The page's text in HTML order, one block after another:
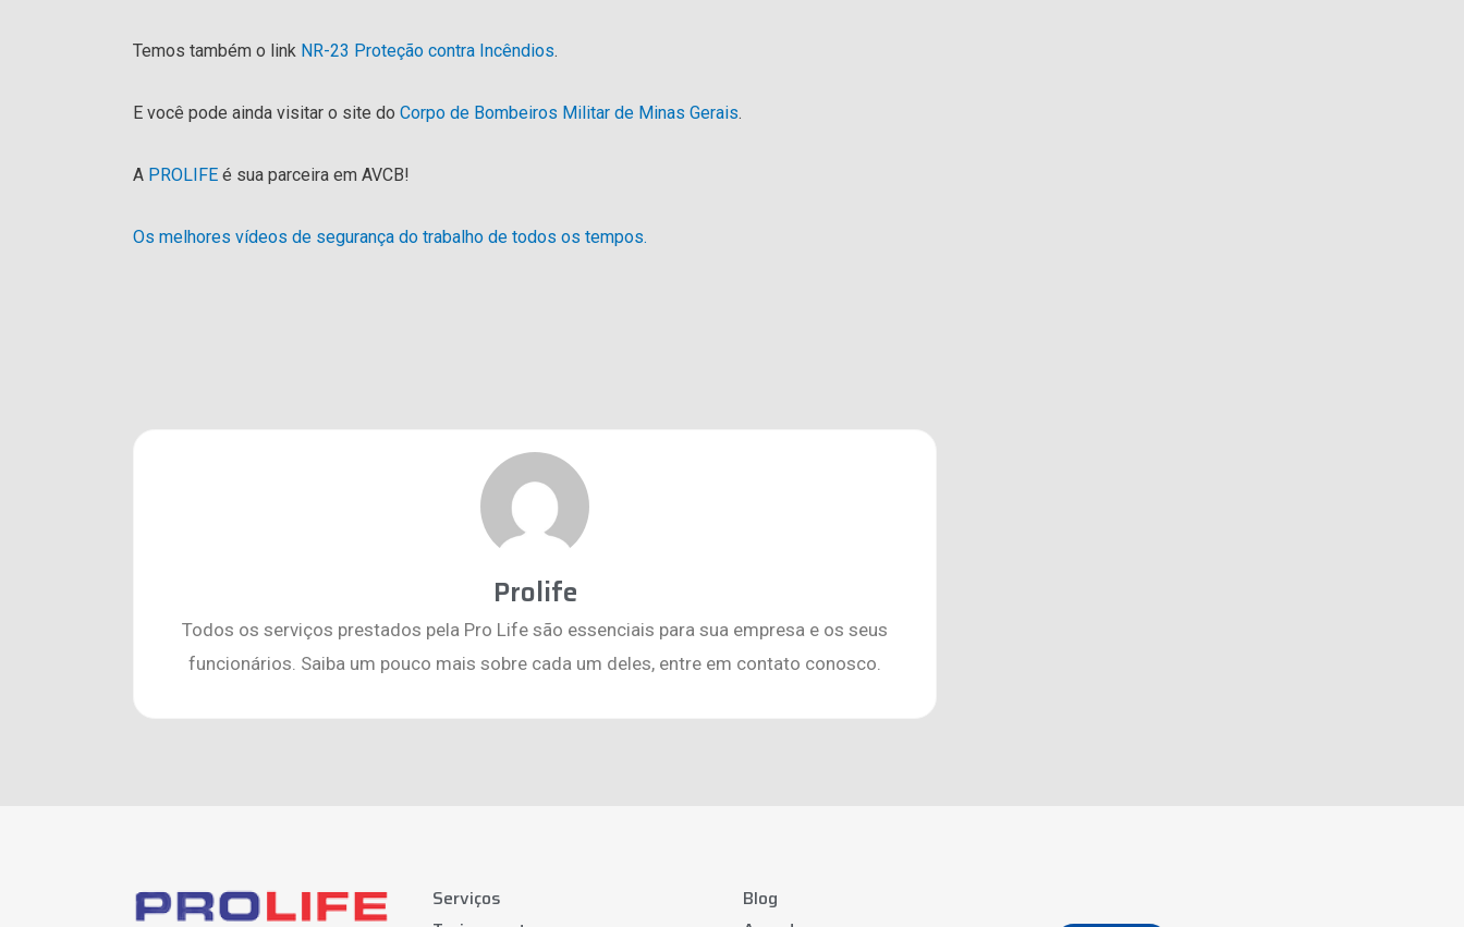
Temos também o link NR-23 Proteção contra Incêndios.
E você pode ainda visitar o site do Corpo de Bombeiros Militar de Minas Gerais.
A PROLIFE é sua parceira em AVCB!
Os melhores vídeos de segurança do trabalho de todos os tempos.
Prolife
Todos os serviços prestados pela Pro Life são essenciais para sua empresa e os seus
funcionários. Saiba um pouco mais sobre cada um deles, entre em contato conosco.
Serviços
Blog